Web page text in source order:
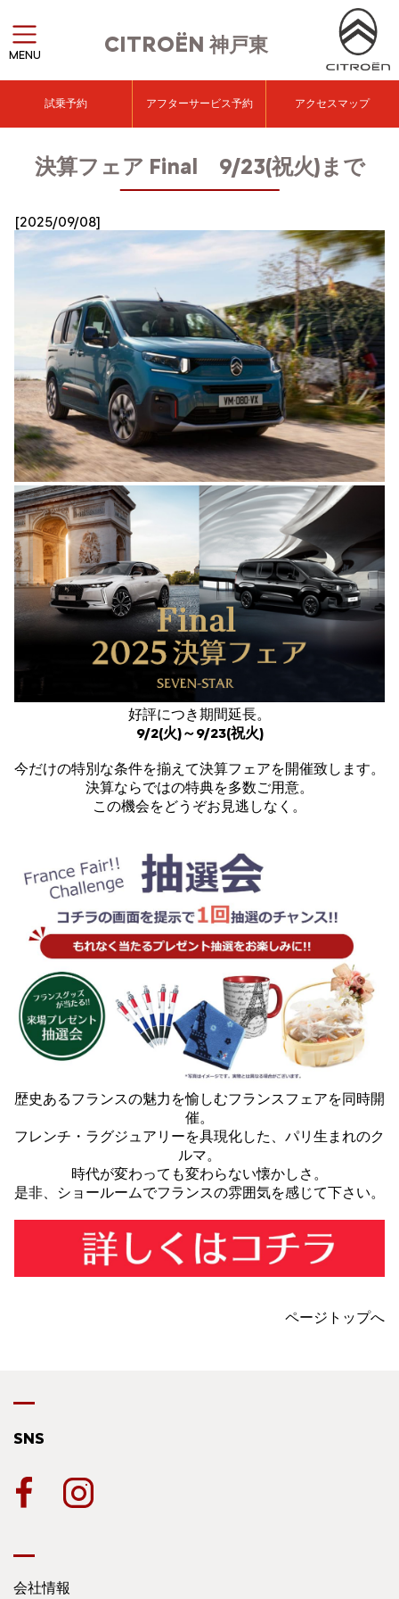
CITROËN神戸東
MENU
試乗予約 アフターサービス予約 アクセスマップ
決算フェア Final 9/23(祝火)まで
[2025/09/08]
好評につき期間延長。
9/2(火)～9/23(祝火)
今だけの特別な条件を揃えて決算フェアを開催致します。
決算ならではの特典を多数ご用意。
この機会をどうぞお見逃しなく。
歴史あるフランスの魅力を愉しむフランスフェアを同時開
催。
フレンチ・ラグジュアリーを具現化した、パリ生まれのク
ルマ。
時代が変わっても変わらない懐かしさ。
是非、ショールームでフランスの雰囲気を感じて下さい。
ページトップへ
SNS
会社情報